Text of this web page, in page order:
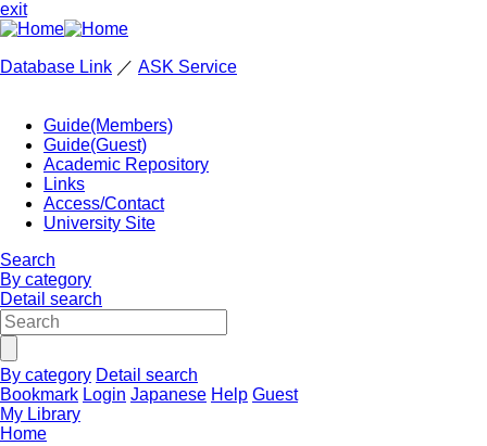
exit
Database Link ／ ASK Service
Guide(Members)
Guide(Guest)
Academic Repository
Links
Access/Contact
University Site
Search
By category
Detail search
By category Detail search
Bookmark Login Japanese Help Guest
My Library
Home